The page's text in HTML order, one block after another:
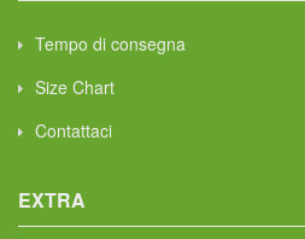
Tempo di consegna
Size Chart
Contattaci
EXTRA